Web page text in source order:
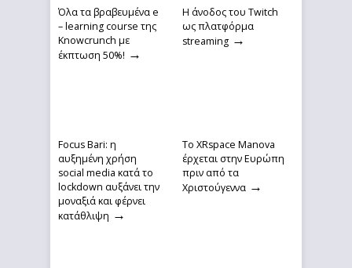
Όλα τα βραβευμένα e
– learning course της
Knowcrunch με
έκπτωση 50%! →
Η άνοδος του Twitch
ως πλατφόρμα
streaming →
Focus Bari: η
αυξημένη χρήση
social media κατά το
lockdown αυξάνει την
μοναξιά και φέρνει
κατάθλιψη →
Το XRspace Manova
έρχεται στην Ευρώπη
πριν από τα
Χριστούγεννα →